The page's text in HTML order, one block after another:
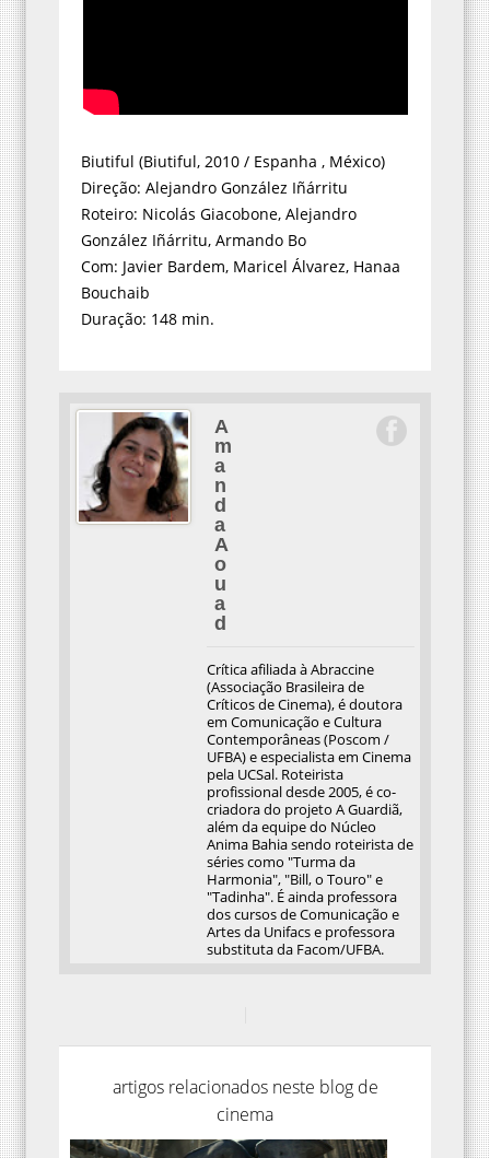
Biutiful (Biutiful, 2010 / Espanha , México)
Direção: Alejandro González Iñárritu
Roteiro: Nicolás Giacobone, Alejandro
González Iñárritu, Armando Bo
Com: Javier Bardem, Maricel Álvarez, Hanaa
Bouchaib
Duração: 148 min.
A
m
a
n
d
a
A
o
u
a
d
Crítica afiliada à Abraccine
(Associação Brasileira de
Críticos de Cinema), é doutora
em Comunicação e Cultura
Contemporâneas (Poscom /
UFBA) e especialista em Cinema
pela UCSal. Roteirista
profissional desde 2005, é co-
criadora do projeto A Guardiã,
além da equipe do Núcleo
Anima Bahia sendo roteirista de
séries como "Turma da
Harmonia", "Bill, o Touro" e
"Tadinha". É ainda professora
dos cursos de Comunicação e
Artes da Unifacs e professora
substituta da Facom/UFBA.
artigos relacionados neste blog de
cinema